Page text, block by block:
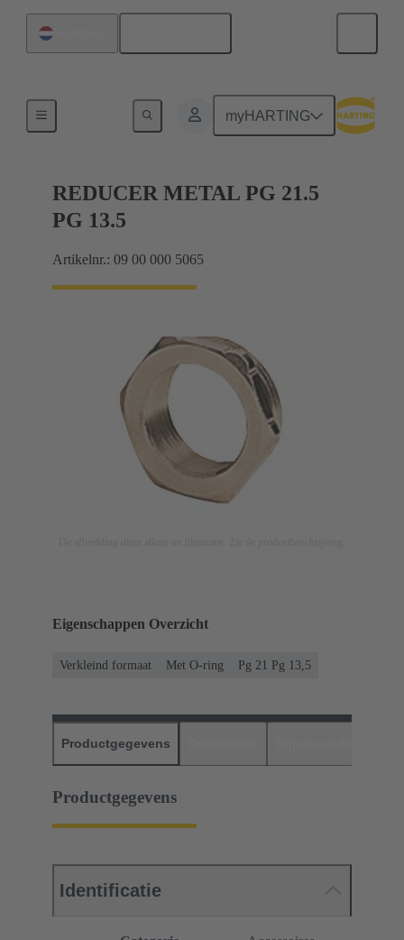
myHARTING
REDUCER METAL PG 21.5
PG 13.5
Artikelnr.: 09 00 000 5065
Eigenschappen Overzicht
Verkleind formaat Met O-ring Pg 21 Pg 13,5
Productgegevens
Productgegevens
Identificatie